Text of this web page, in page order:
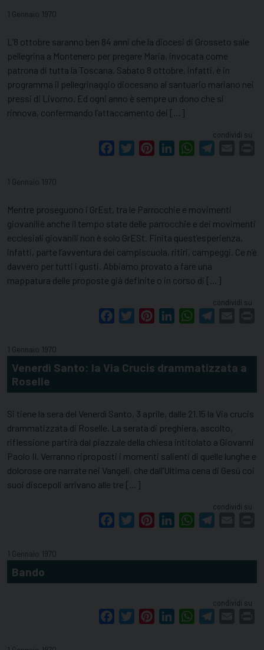
1 Gennaio 1970
L’8 ottobre saranno ben 84 anni che la diocesi di Grosseto sale
pellegrina a Montenero per pregare Maria, invocata come
patrona di tutta la Toscana. Sabato 8 ottobre, infatti, è in
programma il pellegrinaggio diocesano al santuario mariano nei
pressi di Livorno. Ed ogni anno è sempre un dono che si
rinnova, confermando l’attaccamento dei […]
condividi su
FacebookTwitterPinterestLinkedInWhatsApp
1 Gennaio 1970
Mentre proseguono i GrEst, tra le Parrocchie e movimenti
giovaniliè anche il tempo state delle parrocchie e dei movimenti
ecclesiali giovanili non è solo GrESt. Finita quest’esperienza,
infatti, parte l’avventura dei campiscuola, ritiri, campeggi. Ce n’è
davvero per tutti i gusti. Abbiamo provato a fare una
mappatura delle proposte già definite o in corso di […]
condividi su
FacebookTwitterPinterestLinkedInWhatsApp
1 Gennaio 1970
Venerdì Santo: la Via Crucis drammatizzata a
Roselle
Si tiene la sera del Venerdì Santo, 3 aprile, dalle 21.15 la Via crucis
drammatizzata di Roselle. La serata di preghiera, ascolto,
riflessione partirà dal piazzale della chiesa intitolato a Giovanni
Paolo II. Verranno riproposti i momenti salienti di quelle lunghe e
dolorose ore narrate nei Vangeli, che dall’Ultima cena di Gesù coi
suoi discepoli arrivano alle tre […]
condividi su
FacebookTwitterPinterestLinkedInWhatsApp
1 Gennaio 1970
Bando
condividi su
FacebookTwitterPinterestLinkedInWhatsApp